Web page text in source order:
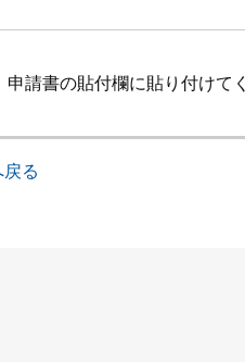
請書の貼付欄に貼り付けてく
る